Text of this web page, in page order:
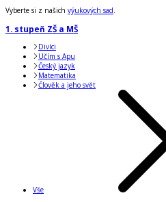
Vyberte si z našich výukových sad.
1. stupeň ZŠ a MŠ
Divíci
Učím s Apu
Český jazyk
Matematika
Člověk a jeho svět
Vše